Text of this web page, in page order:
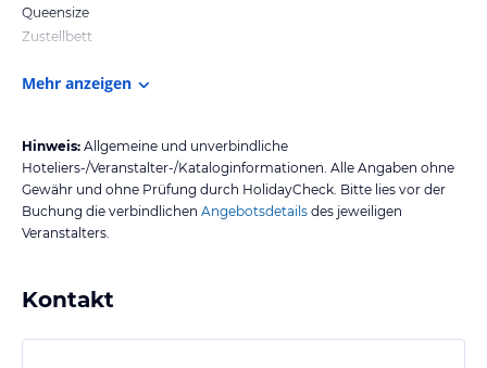
Queensize
Zustellbett
Mehr anzeigen
Hinweis: Allgemeine und unverbindliche
Hoteliers-/Veranstalter-/Kataloginformationen. Alle Angaben ohne
Gewähr und ohne Prüfung durch HolidayCheck. Bitte lies vor der
Buchung die verbindlichen Angebotsdetails des jeweiligen
Veranstalters.
Kontakt